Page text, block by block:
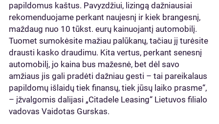
papildomus kaštus. Pavyzdžiui, lizingą dažniausiai
rekomenduojame perkant naujesnį ir kiek brangesnį,
maždaug nuo 10 tūkst. eurų kainuojantį automobilį.
Tuomet sumokėsite mažiau palūkanų, tačiau jį turėsite
drausti kasko draudimu. Kita vertus, perkant senesnį
automobilį, jo kaina bus mažesnė, bet dėl savo
amžiaus jis gali pradėti dažniau gesti – tai pareikalaus
papildomų išlaidų tiek finansų, tiek jūsų laiko prasme“,
– įžvalgomis dalijasi „Citadele Leasing“ Lietuvos filialo
vadovas Vaidotas Gurskas.